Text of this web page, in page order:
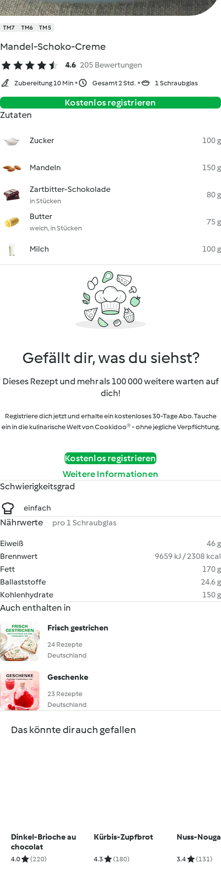
TM7 TM6 TM5
Mandel-Schoko-Creme
4.6 205 Bewertungen
Zubereitung 10 Min Gesamt 2 Std. 1 Schraubglas
Kostenlos registrieren
Zutaten
Zucker 100 g
Mandeln 150 g
Zartbitter-Schokolade
in Stücken
80 g
Butter
weich, in Stücken
75 g
Milch 100 g
Gefällt dir, was du siehst?
Dieses Rezept und mehr als 100 000 weitere warten auf
dich!
Registriere dich jetzt und erhalte ein kostenloses 30-Tage Abo. Tauche
ein in die kulinarische Welt von Cookidoo® - ohne jegliche Verpflichtung.
Kostenlos registrieren
Weitere Informationen
Schwierigkeitsgrad
einfach
Nährwerte pro 1 Schraubglas
Eiweiß
46 g
Brennwert
9659 kJ / 2308 kcal
Fett
170 g
Ballaststoffe
24.6 g
Kohlenhydrate
150 g
Auch enthalten in
Frisch gestrichen
24 Rezepte
Deutschland
Geschenke
23 Rezepte
Deutschland
Das könnte dir auch gefallen
Dinkel-Brioche au
chocolat
4.0 (220)
Kürbis-Zupfbrot
4.3 (180)
Nuss-
3.4 (131)